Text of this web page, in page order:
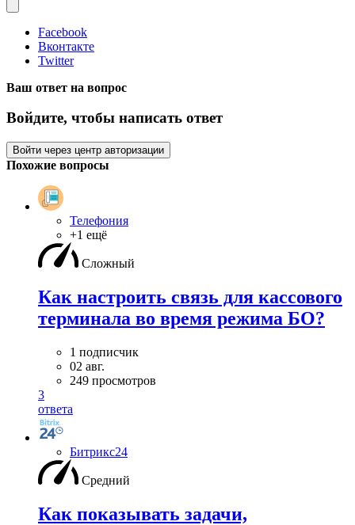
Facebook
Вконтакте
Twitter
Ваш ответ на вопрос
Войдите, чтобы написать ответ
Войти через центр авторизации
Похожие вопросы
Телефония
+1 ещё
Сложный
Как настроить связь для кассового
терминала во время режима БО?
1 подписчик
02 авг.
249 просмотров
3
ответа
Битрикс24
Средний
Как показывать задачи,